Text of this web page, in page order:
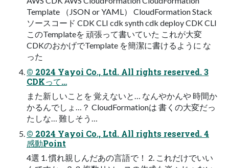
Template （JSON or YAML） CloudFormation Stack
ソースコード CDK CLI cdk synth cdk deploy CDK CLI
このTemplateを 頑張って書いていた これが大変
CDKのおかげでTemplate を簡潔に書けるように な
った
© 2024 Yayoi Co., Ltd. All rights reserved. 3
CDKって…
また新しいことを 覚えないと… なんやかんや 時間か
かるんでしょ…？ CloudFormationは 書くの大変だっ
たしな… 難しそう…
© 2024 Yayoi Co., Ltd. All rights reserved. 4
感動Point
4選 1. 慣れ親しんだあの言語で！ 2. これだけでいい